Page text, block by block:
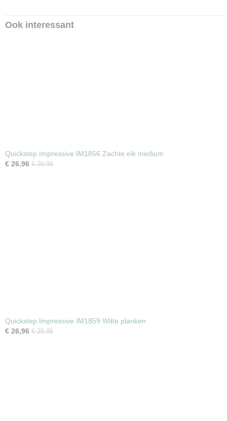
Ook interessant
Quickstep Impressive IM1856 Zachte eik medium
€ 26,96 € 29,95
Quickstep Impressive IM1859 Witte planken
€ 26,96 € 29,95